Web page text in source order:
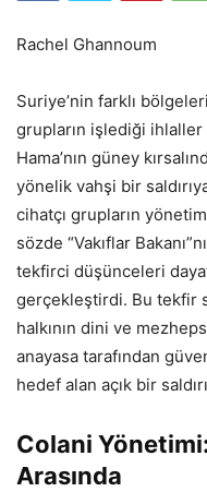
Rachel Ghannoum
Suriye’nin farklı
grupların işlediği
Hama’nın güney
yönelik vahşi bir
cihatçı grupların
sözde “Vakıflar
tekfirci düşünceleri
gerçekleştirdi. Bu tekfir
halkının dini ve
anayasa tarafından
hedef alan açık bir
Colani
Arasında